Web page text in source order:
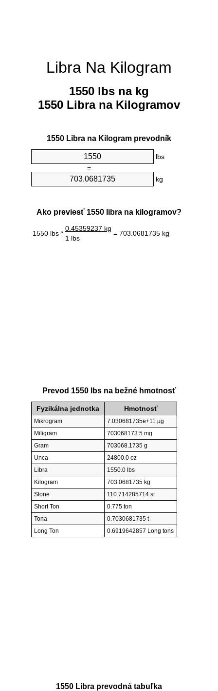
Libra Na Kilogram
1550 lbs na kg
1550 Libra na Kilogramov
1550 Libra na Kilogram prevodník
lbs
=
kg
Ako previesť 1550 libra na kilogramov?
1550 lbs *
0.45359237 kg
= 703.0681735 kg
1 lbs
Prevod 1550 lbs na bežné hmotnosť
Fyzikálna jednotka Hmotnosť
Mikrogram
7.030681735e+11 µg
Miligram
703068173.5 mg
Gram
703068.1735 g
Unca
24800.0 oz
Libra
1550.0 lbs
Kilogram
703.0681735 kg
Stone
110.714285714 st
Short Ton
0.775 ton
Tona
0.7030681735 t
Long Ton
0.6919642857 Long tons
1550 Libra prevodná tabuľka